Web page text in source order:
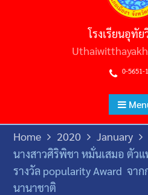
สหวิทยาเขตประโคนชัย
พิธีถวายราชสักการะวันพ่อ
รามคำแหงมหาราช และวัน
ยุทธหัตถีสมเด็จพระนเรศวร
โรงเรียนอุทั
0-5651-
Home 2020 January
นางสาวศิริพิชา​ หมั่นเสมอ​ ตัว
รางวัล​ popularity Award​​ ​​ จา
นานาชาติ